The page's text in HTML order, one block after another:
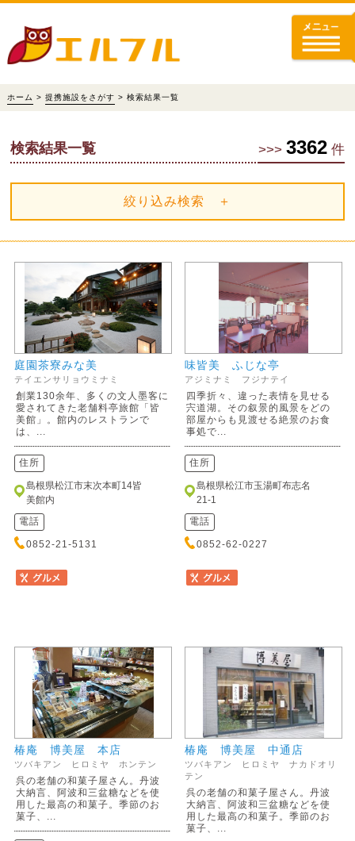
ホーム > 提携施設をさがす > 検索結果一覧
>>> 3362 件
検索結果一覧
絞り込み検索 ＋
庭園茶寮みな美
テイエンサリョウミナミ
創業130余年、多くの文人墨客に
愛されてきた老舗料亭旅館「皆
美館」。館内のレストランで
は、...
住所
島根県松江市末次本町14皆
美館内
電話
0852-21-5131
味皆美 ふじな亭
アジミナミ フジナテイ
四季折々、違った表情を見せる
宍道湖。その叙景的風景をどの
部屋からも見渡せる絶景のお食
事処で...
住所
島根県松江市玉湯町布志名
21-1
電話
0852-62-0227
椿庵 博美屋 本店
ツバキアン ヒロミヤ ホンテン
呉の老舗の和菓子屋さん。丹波
大納言、阿波和三盆糖などを使
用した最高の和菓子。季節のお
菓子、...
椿庵 博美屋 中通店
ツバキアン ヒロミヤ ナカドオリ
テン
呉の老舗の和菓子屋さん。丹波
大納言、阿波和三盆糖などを使
用した最高の和菓子。季節のお
菓子、...